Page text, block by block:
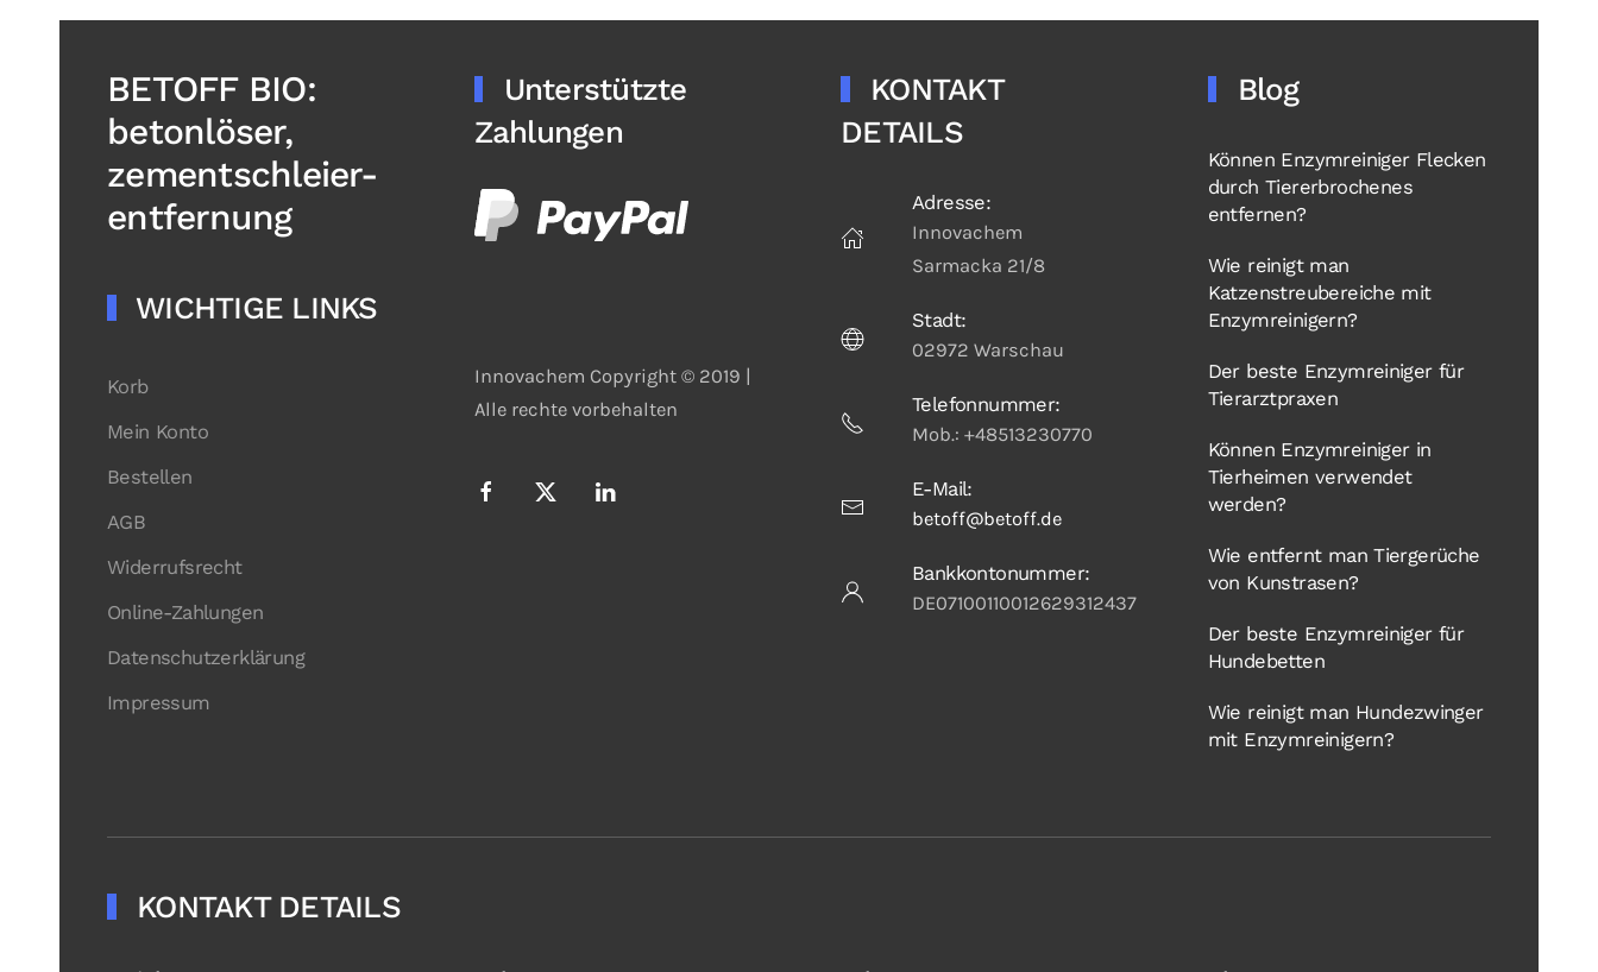
BETOFF BIO:
betonlöser,
zementschleier-
entfernung
WICHTIGE LINKS
Korb
Mein Konto
Bestellen
AGB
Widerrufsrecht
Online-Zahlungen
Datenschutzerklärung
Impressum
Unterstützte
Zahlungen
Innovachem Copyright © 2019 |
Alle rechte vorbehalten
KONTAKT
DETAILS
Adresse:
Innovachem
Sarmacka 21/8
Stadt:
02972 Warschau
Telefonnummer:
Mob.: +48513230770
E-Mail:
betoff@betoff.de
Bankkontonummer:
DE07100110012629312437
Blog
Können Enzymreiniger Flecken
durch Tiererbrochenes
entfernen?
Wie reinigt man
Katzenstreubereiche mit
Enzymreinigern?
Der beste Enzymreiniger für
Tierarztpraxen
Können Enzymreiniger in
Tierheimen verwendet
werden?
Wie entfernt man Tiergerüche
von Kunstrasen?
Der beste Enzymreiniger für
Hundebetten
Wie reinigt man Hundezwinger
mit Enzymreinigern?
KONTAKT DETAILS